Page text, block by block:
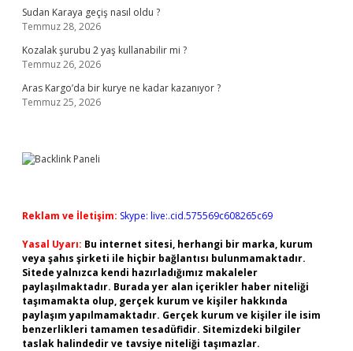
Sudan Karaya geçiş nasıl oldu ?
Temmuz 28, 2026
Kozalak şurubu 2 yaş kullanabilir mi ?
Temmuz 26, 2026
Aras Kargo’da bir kurye ne kadar kazanıyor ?
Temmuz 25, 2026
Reklam ve İletişim: Skype: live:.cid.575569c608265c69
Yasal Uyarı: Bu internet sitesi, herhangi bir marka, kurum
veya şahıs şirketi ile hiçbir bağlantısı bulunmamaktadır.
Sitede yalnızca kendi hazırladığımız makaleler
paylaşılmaktadır. Burada yer alan içerikler haber niteliği
taşımamakta olup, gerçek kurum ve kişiler hakkında
paylaşım yapılmamaktadır. Gerçek kurum ve kişiler ile isim
benzerlikleri tamamen tesadüfidir. Sitemizdeki bilgiler
taslak halindedir ve tavsiye niteliği taşımazlar.